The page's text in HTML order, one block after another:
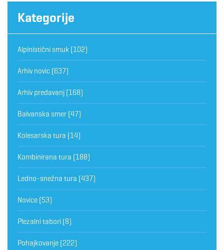
Kategorije
Alpinistični smuk (102)
Arhiv novic (637)
Arhiv predavanj (168)
Balvanska smer (47)
Kolesarska tura (14)
Kombinirana tura (188)
Ledno-snežna tura (437)
Novice (53)
Plezalni tabori (8)
Pohajkovanje (222)